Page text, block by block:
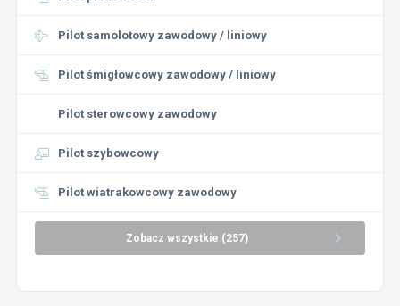
Pilot samolotowy zawodowy / liniowy
Pilot śmigłowcowy zawodowy / liniowy
Pilot sterowcowy zawodowy
Pilot szybowcowy
Pilot wiatrakowcowy zawodowy
Zobacz wszystkie (257)